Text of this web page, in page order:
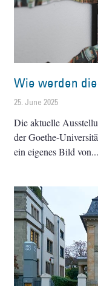
Wie werden
25. June 2025
Die aktuelle
der Goethe-
ein eigenes Bild von